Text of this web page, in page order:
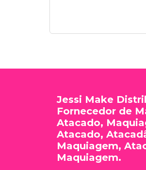
Jessi Make
Fornecedor de
Atacado,
Atacado,
Maquiagem,
Maquiagem.